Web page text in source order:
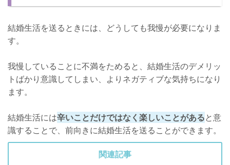
結婚生活を送るときには、どうしても我慢が必要になりま
す。
我慢していることに不満をためると、結婚生活のデメリッ
トばかり意識してしまい、よりネガティブな気持ちになり
ます。
結婚生活には辛いことだけではなく楽しいことがあると意
識することで、前向きに結婚生活を送ることができます。
関連記事